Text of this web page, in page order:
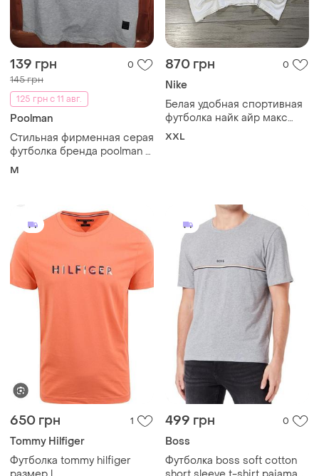
139 грн 0
145 грн
125 грн с 11 авг.
Poolman
Стильная фирменная серая
футболка бренда poolman с
рельефным тиснением по
M
870 грн 0
Nike
Белая удобная спортивная
футболка найк айр макс
nike air max, xxl, оригинал
XXL
650 грн 1
Tommy Hilfiger
Футболка tommy hilfiger
499 грн 0
Boss
Футболка boss soft cotton